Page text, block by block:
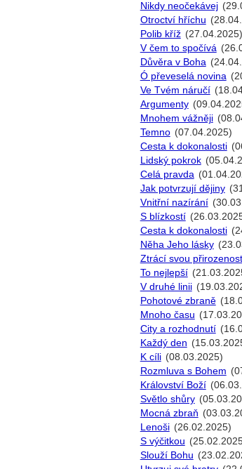
Nikdy neočekávej
Otroctví hříchu
Polib kříž (27.04.2025)
V čem to spočívá
Důvěra v Boha
Ó převeselá novina
Ve Tvém náručí
Argumenty
Mnohem vážněji
Temno (07.04.2025)
Cesta k dokonalosti
Lidský pokrok
Celá pravda
Jak potvrzují dějiny
Vnitřní nazírání
S blízkostí
Cesta k dokonalosti
Něha Jeho lásky
Ztrácí svou přirozenost
To nejlepší
V druhé linii
Pohotové zbraně
Mnoho času
City a rozhodnutí
Každý den
K cíli (08.03.2025)
Rozmluva s Bohem
Království Boží
Světlo shůry
Mocná zbraň
Lenoši (26.02.2025)
S výčitkou
Slouží Bohu